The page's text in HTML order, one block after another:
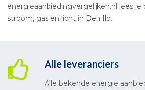
energieaanbiedingvergelijken.nl lees je
stroom, gas en licht in Den Ilp.
Alle leveranciers
Alle bekende energie